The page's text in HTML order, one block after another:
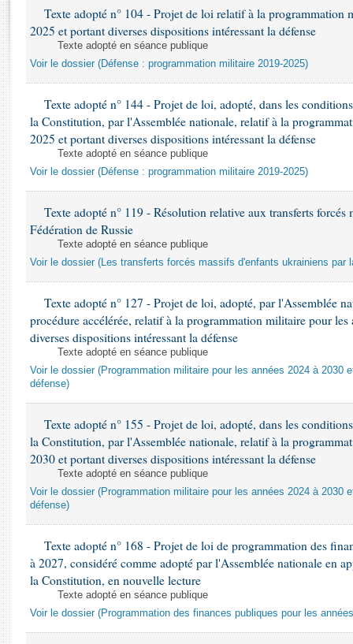
Rapports d'information
Rapports d'enquête
Rapports législatifs
Rapports sur l'application des lois
Dossiers législatifs
Budget et sécurité sociale
Questions écrites et orales
Comptes rendus des débats
Texte adopté n° 104 - Projet de loi relatif à la programmation
2025 et portant diverses dispositions intéressant la défense
Texte adopté en séance publique
Voir le dossier (Défense : programmation militaire 2019-2025)
Texte adopté n° 144 - Projet de loi, adopté, dans les
la Constitution, par l'Assemblée nationale, relatif à la
2025 et portant diverses dispositions intéressant la défense
Texte adopté en séance publique
Voir le dossier (Défense : programmation militaire 2019-2025)
Texte adopté n° 119 - Résolution relative aux transferts
Fédération de Russie
Texte adopté en séance publique
Voir le dossier (Les transferts forcés massifs d'enfants ukrainiens par
Texte adopté n° 127 - Projet de loi, adopté, par l'Assemblée
procédure accélérée, relatif à la programmation militaire pour les
diverses dispositions intéressant la défense
Texte adopté en séance publique
Voir le dossier (Programmation militaire pour les années 2024 à 2030
défense)
Texte adopté n° 155 - Projet de loi, adopté, dans les
la Constitution, par l'Assemblée nationale, relatif à la
2030 et portant diverses dispositions intéressant la défense
Texte adopté en séance publique
Voir le dossier (Programmation militaire pour les années 2024 à 2030
défense)
Texte adopté n° 168 - Projet de loi de programmation des
à 2027, considéré comme adopté par l'Assemblée nationale en
la Constitution, en nouvelle lecture
Texte adopté en séance publique
Voir le dossier (Programmation des finances publiques pour les